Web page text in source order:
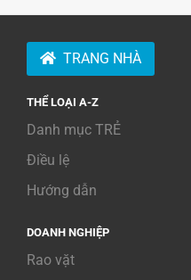
TRANG NHÀ
THỂ LOẠI A-Z
Danh mục TRẺ
Điều lệ
Hướng dẫn
DOANH NGHIỆP
Rao vặt